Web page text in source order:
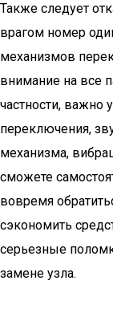
Также следует
врагом номер
механизмов
внимание на все
частности, важно
переключения,
механизма,
сможете
вовремя
сэкономить
серьезные
замене узла.